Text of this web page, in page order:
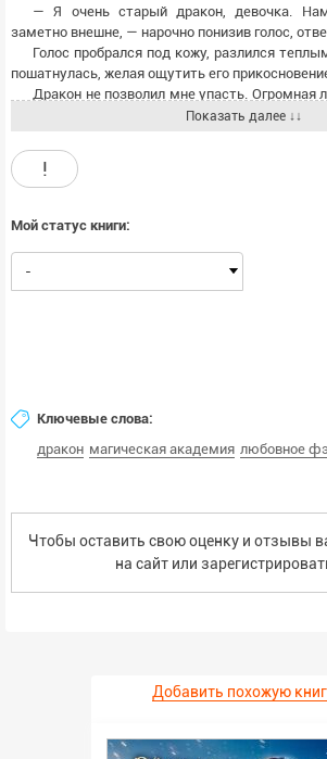
— Я очень старый дракон, девочка.
заметно внешне, — нарочно понизив голос,
Голос пробрался под кожу, разлился
пошатнулась, желая ощутить его
Дракон не позволил мне упасть. Огромная
лопаток, а моя голова коснулась массивной
вот дотронется губами до носа.
И этот взгляд — наполненный редкими
Он гипнотизировал, проникал в самую
силу трепетать в ожидании большего.
Завершено😍
Показать далее ↓↓
!
Мой статус книги:
-
Ключевые слова:
дракон магическая академия любовное
Чтобы оставить свою оценку и отзывы
на сайт или
Добавить похожую